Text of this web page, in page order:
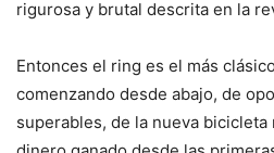
rigurosa y brutal descrita en la
Entonces el ring es el más
comenzando desde abajo, de
superables, de la nueva